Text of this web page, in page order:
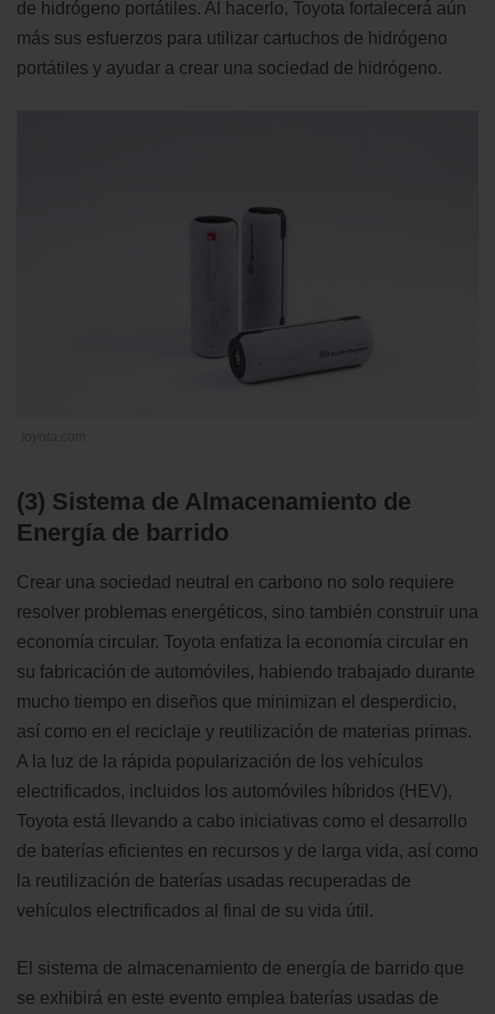
de hidrógeno portátiles. Al hacerlo, Toyota fortalecerá aún
más sus esfuerzos para utilizar cartuchos de hidrógeno
portátiles y ayudar a crear una sociedad de hidrógeno.
(3) Sistema de Almacenamiento de
Energía de barrido
Crear una sociedad neutral en carbono no solo requiere
resolver problemas energéticos, sino también construir una
economía circular. Toyota enfatiza la economía circular en
su fabricación de automóviles, habiendo trabajado durante
mucho tiempo en diseños que minimizan el desperdicio,
así como en el reciclaje y reutilización de materias primas.
A la luz de la rápida popularización de los vehículos
electrificados, incluidos los automóviles híbridos (HEV),
Toyota está llevando a cabo iniciativas como el desarrollo
de baterías eficientes en recursos y de larga vida, así como
la reutilización de baterías usadas recuperadas de
vehículos electrificados al final de su vida útil.
El sistema de almacenamiento de energía de barrido que
se exhibirá en este evento emplea baterías usadas de